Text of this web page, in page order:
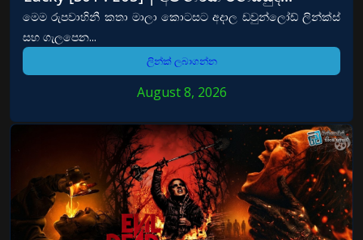
මෙම රුපවාහිනී කතා මාලා කොටසට අදාල ඩවුන්ලෝඩ් ලින්ක්ස්
සහ ගැලපෙන...
ලින්ක් ලබාගන්න
August 8, 2026